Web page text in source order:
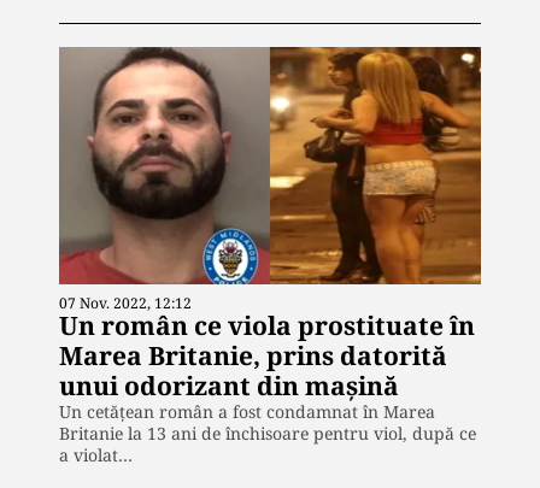
07 Nov. 2022, 12:12
Un român ce viola prostituate în
Marea Britanie, prins datorită
unui odorizant din mașină
Un cetățean român a fost condamnat în Marea
Britanie la 13 ani de închisoare pentru viol, după ce
a violat…